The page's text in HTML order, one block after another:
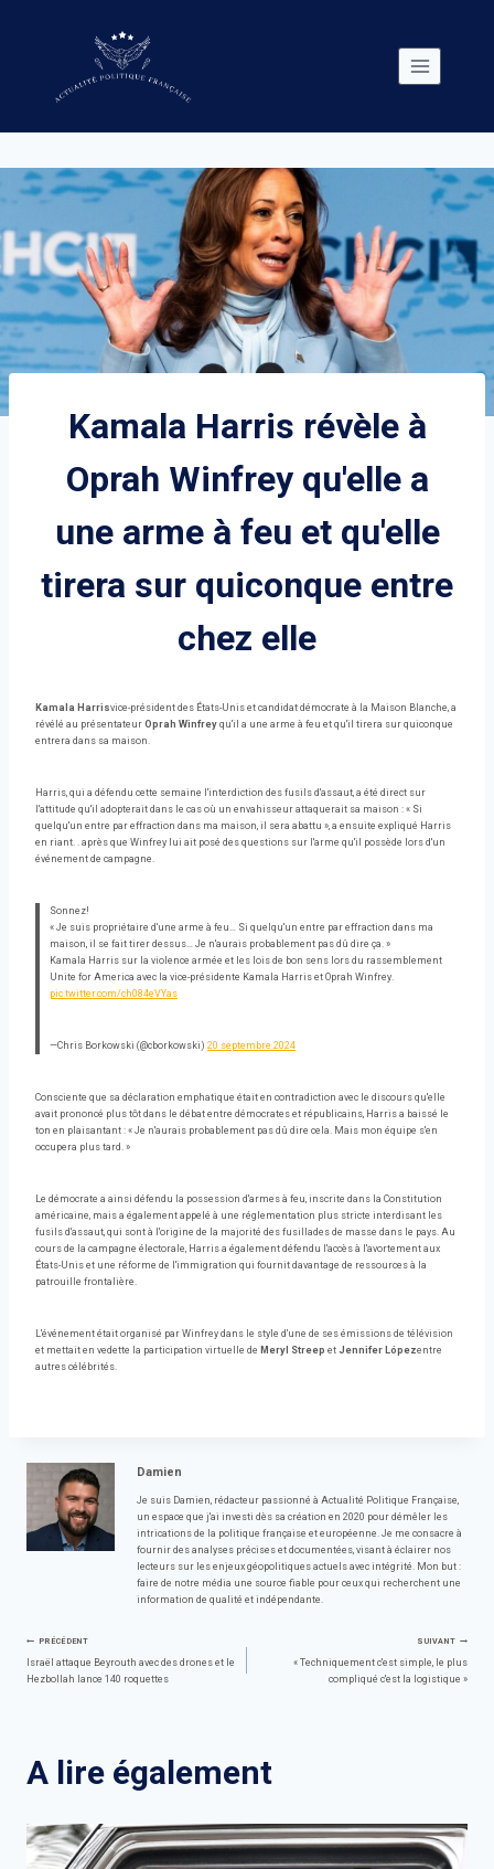
Kamala Harris révèle à
Oprah Winfrey qu'elle a
une arme à feu et qu'elle
tirera sur quiconque entre
chez elle
Kamala Harrisvice-président des États-Unis et candidat démocrate à la Maison Blanche, a
révélé au présentateur Oprah Winfrey qu'il a une arme à feu et qu'il tirera sur quiconque
entrera dans sa maison.
Harris, qui a défendu cette semaine l'interdiction des fusils d'assaut, a été direct sur
l'attitude qu'il adopterait dans le cas où un envahisseur attaquerait sa maison : « Si
quelqu'un entre par effraction dans ma maison, il sera abattu », a ensuite expliqué Harris
en riant. . après que Winfrey lui ait posé des questions sur l'arme qu'il possède lors d'un
événement de campagne.
Sonnez!
« Je suis propriétaire d'une arme à feu… Si quelqu'un entre par effraction dans ma
maison, il se fait tirer dessus… Je n'aurais probablement pas dû dire ça. »
Kamala Harris sur la violence armée et les lois de bon sens lors du rassemblement
Unite for America avec la vice-présidente Kamala Harris et Oprah Winfrey.
pic.twitter.com/ch084eVYas
—Chris Borkowski (@cborkowski) 20 septembre 2024
Consciente que sa déclaration emphatique était en contradiction avec le discours qu'elle
avait prononcé plus tôt dans le débat entre démocrates et républicains, Harris a baissé le
ton en plaisantant : « Je n'aurais probablement pas dû dire cela. Mais mon équipe s'en
occupera plus tard. »
Le démocrate a ainsi défendu la possession d'armes à feu, inscrite dans la Constitution
américaine, mais a également appelé à une réglementation plus stricte interdisant les
fusils d'assaut, qui sont à l'origine de la majorité des fusillades de masse dans le pays. Au
cours de la campagne électorale, Harris a également défendu l'accès à l'avortement aux
États-Unis et une réforme de l'immigration qui fournit davantage de ressources à la
patrouille frontalière.
L'événement était organisé par Winfrey dans le style d'une de ses émissions de télévision
et mettait en vedette la participation virtuelle de Meryl Streep et Jennifer Lópezentre
autres célébrités.
Damien
Je suis Damien, rédacteur passionné à Actualité Politique Française,
un espace que j'ai investi dès sa création en 2020 pour démêler les
intrications de la politique française et européenne. Je me consacre à
fournir des analyses précises et documentées, visant à éclairer nos
lecteurs sur les enjeux géopolitiques actuels avec intégrité. Mon but :
faire de notre média une source fiable pour ceux qui recherchent une
information de qualité et indépendante.
Navigation
PRÉCÉDENT
Israël attaque Beyrouth avec des drones et le
Hezbollah lance 140 roquettes
SUIVANT
« Techniquement c'est simple, le plus
compliqué c'est la logistique »
A lire également